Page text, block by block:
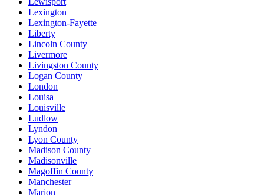
Lexington
Lexington-Fayette
Liberty
Lincoln County
Livermore
Livingston County
Logan County
London
Louisa
Louisville
Ludlow
Lyndon
Lyon County
Madison County
Madisonville
Magoffin County
Manchester
Marion